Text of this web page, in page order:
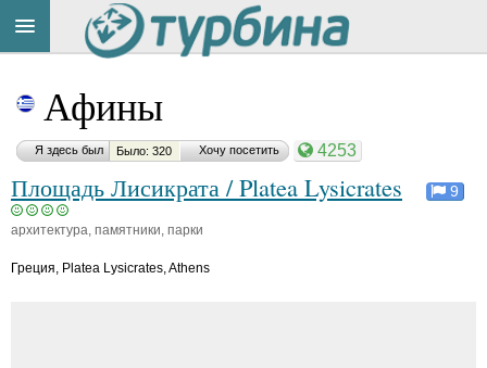
Афины
Я здесь был Было: 320 Хочу посетить 4253
Площадь Лисикрата / Platea Lysicrates 9
архитектура, памятники, парки
Греция, Platea Lysicrates, Athens
на
сайте:
Button